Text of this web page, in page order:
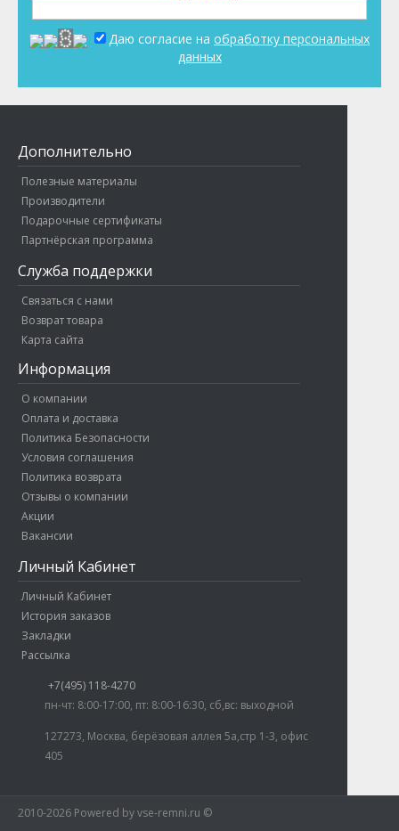
Даю согласие на обработку персональных
данных
Дополнительно
Полезные материалы
Производители
Подарочные сертификаты
Партнёрская программа
Служба поддержки
Связаться с нами
Возврат товара
Карта сайта
Информация
О компании
Оплата и доставка
Политика Безопасности
Условия соглашения
Политика возврата
Отзывы о компании
Акции
Вакансии
Личный Кабинет
Личный Кабинет
История заказов
Закладки
Рассылка
+7(495) 118-4270
пн-чт: 8:00-17:00, пт: 8:00-16:30, сб,вс: выходной
127273, Москва, берёзовая аллея 5а,стр 1-3, офис
405
2010-2026 Powered by vse-remni.ru ©